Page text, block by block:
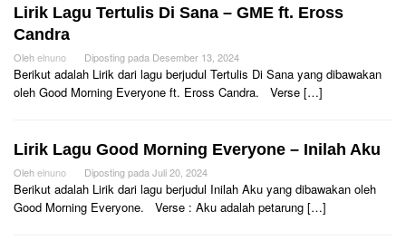
Lirik Lagu Tertulis Di Sana – GME ft. Eross
Candra
Olehelnuno Diposting pada Desember 13, 2024
Berikut adalah Lirik dari lagu berjudul Tertulis Di Sana yang dibawakan
oleh Good Morning Everyone ft. Eross Candra. Verse […]
Lirik Lagu Good Morning Everyone – Inilah Aku
Olehelnuno Diposting pada Juli 20, 2024
Berikut adalah Lirik dari lagu berjudul Inilah Aku yang dibawakan oleh
Good Morning Everyone. Verse : Aku adalah petarung […]